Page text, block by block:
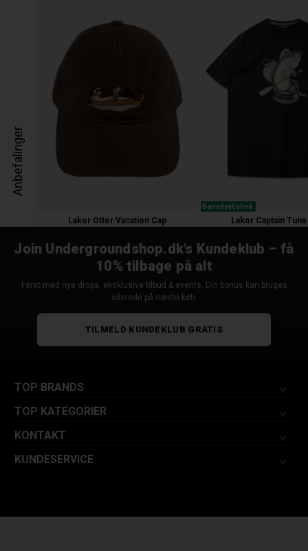
Anbefalinger
Lakor Otter Vacation Cap
Bæredygtighed
Lakor Captain
Join Undergroundshop.dk’s Kundeklub – få
10% tilbage på alt
Først med nye drops, eksklusive tilbud & events. Din bonus kan bruges
allerede på næste køb.
TILMELD KUNDEKLUB GRATIS
TOP BRANDS
TOP KATEGORIER
KONTAKT
KUNDESERVICE